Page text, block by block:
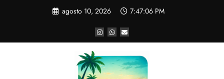
agosto 10, 2026 7:47:07 PM